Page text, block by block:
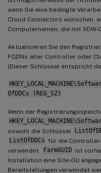
wenn Sie eine bedingte
Cloud Connectors wünschen,
Computernamen, die mit XDW-
Aktualisieren Sie den
FQDNs aller Controller oder
(Dieser Schlüssel entspricht
OfDDCs (REG_SZ)
Wenn der
sowohl die Schlüssel
ListOfDDCs für die
verwendet.
FarmGUID ist
Installation eine Site-OU
Bereitstellungen verwendet